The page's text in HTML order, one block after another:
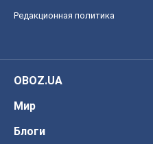
Редакционная политика
OBOZ.UA
Мир
Блоги